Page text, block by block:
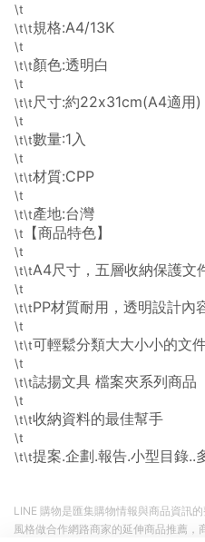
\t
\t\t規格:A4/13K
\t
\t\t顏色:透明白
\t
\t\t尺寸:約22x31cm(A4適用)
\t
\t\t數量:1入
\t
\t\t材質:CPP
\t
\t\t產地:台灣
\t 【商品特色】
\t
\t\tA4尺寸，五層收納保護文
\t
\t\tPP材質耐用，透明設計內
\t
\t\t可輕鬆分類大大小小的文
\t
\t\t誌揚文具 檔案夾系列商品
\t
\t\t收納資料的最佳幫手
\t
\t\t提案.企劃.報告.小型目錄..
LINE 購物是匯集購物情報與商品資訊
風格做合作網路商家的延伸商品推薦